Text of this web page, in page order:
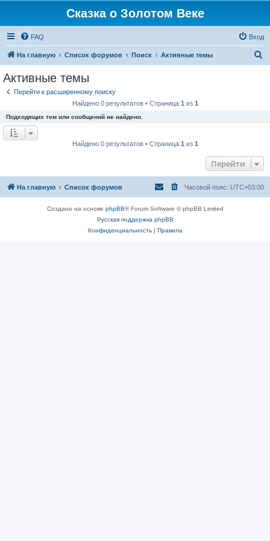
Сказка о Золотом Веке
FAQ Вход
На главную Список форумов Поиск Активные темы
Активные темы
Перейти к расширенному поиску
Найдено 0 результатов • Страница 1 из 1
Подходящих тем или сообщений не найдено.
Найдено 0 результатов • Страница 1 из 1
Перейти
На главную Список форумов Часовой пояс: UTC+03:00
Создано на основе phpBB® Forum Software © phpBB Limited
Русская поддержка phpBB
Конфиденциальность| Правила